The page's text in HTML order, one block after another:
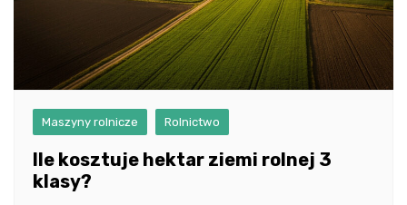
Maszyny rolnicze Rolnictwo
Ile kosztuje hektar ziemi rolnej 3
klasy?